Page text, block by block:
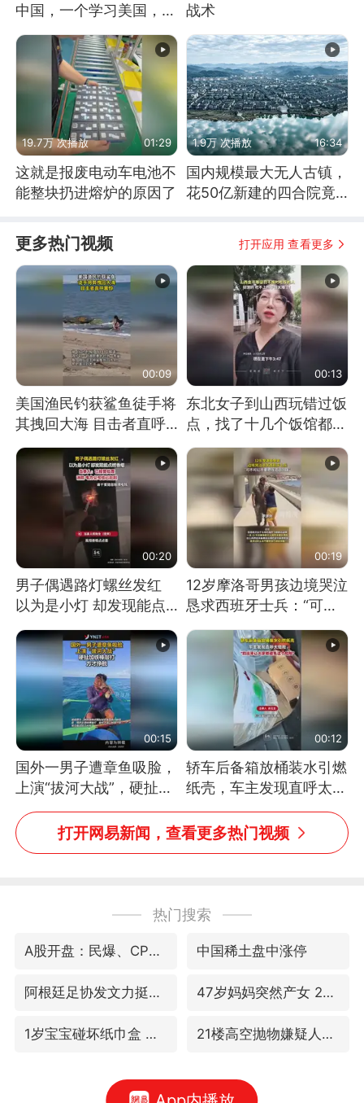
中国，一个学习美国，结
战术
19.7万 次播放 01:29
这就是报废电动车电池不
能整块扔进熔炉的原因了
1.9万 次播放 16:34
国内规模最大无人古镇，
花50亿新建的四合院竟
更多热门视频 打开应用 查看更多
00:09
美国渔民钓获鲨鱼徒手将
其拽回大海 目击者直呼
震惊 （视频来源：参考
消息）
00:13
东北女子到山西玩错过饭
点，找了十几个饭馆都没
开门：午休到几点
00:20
男子偶遇路灯螺丝发红
以为是小灯 却发现能点
燃香烟 当事人：已报警
处理
00:19
12岁摩洛哥男孩边境哭泣
恳求西班牙士兵：“可不
可以不要把我遣返回国”
00:15
国外一男子遭章鱼吸脸，
上演“拔河大战”，硬扯加
铁棒敲打方才挣脱
00:12
轿车后备箱放桶装水引燃
纸壳，车主发现直呼太危
险，“拍出来让大家都避
免这个危险”
打开网易新闻，查看更多热门视频
热门搜索
A股开盘：民爆、CPO等概念走强 中国稀土盘中涨停
阿根廷足协发文力挺因凡蒂诺 47岁妈妈突然产女 26岁女儿：很震惊
1岁宝宝碰坏纸巾盒 宝妈被索赔924元 21楼高空抛物嫌疑人被拘留